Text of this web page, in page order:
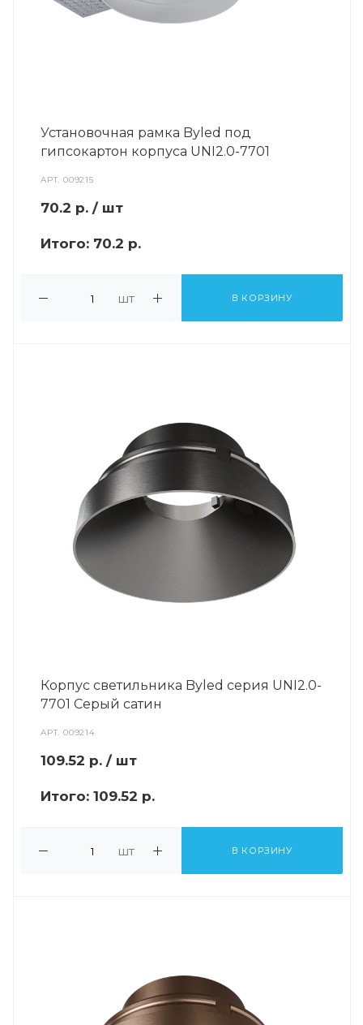
Установочная рамка Byled под
гипсокартон корпуса UNI2.0-7701
АРТ.009215
70.2 р. / шт
Итого: 70.2 р.
шт В КОРЗИНУ
Корпус светильника Byled серия UNI2.0-
7701 Серый сатин
АРТ.009214
109.52 р. / шт
Итого: 109.52 р.
шт В КОРЗИНУ